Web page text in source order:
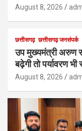
August 8, 2026
छत्तीसगढ़ छत्तीसगढ़ जनसंपर्क
उप मुख्यमंत्री अरुण
बढ़ेगी तो पर्यावरण
August 8, 2026